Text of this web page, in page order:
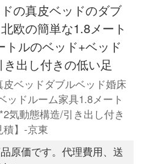
の真皮ベッドのダブ
欧の簡単な1.8メート
トルのベッド+ベッド
出し付きの低い足
ベッドダブルベッド婚床
ッドルーム家具1.8メート
気動態構造/引き出し付き
】-京東
原価です。代理費用、送